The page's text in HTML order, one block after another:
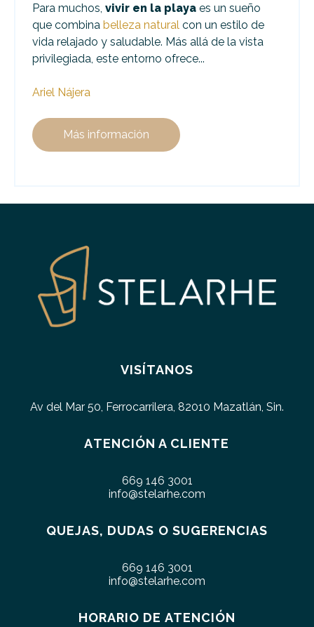
Para muchos, vivir en la playa es un sueño
que combina belleza natural con un estilo de
vida relajado y saludable. Más allá de la vista
privilegiada, este entorno ofrece...
Ariel Nájera
Más información
VISÍTANOS
Av del Mar 50, Ferrocarrilera, 82010 Mazatlán, Sin.
ATENCIÓN A CLIENTE
669 146 3001
info@stelarhe.com
QUEJAS, DUDAS O SUGERENCIAS
669 146 3001
info@stelarhe.com
HORARIO DE ATENCIÓN